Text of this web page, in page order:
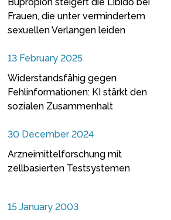
Frauen, die unter vermindertem
sexuellen Verlangen leiden
13 February 2025
Widerstandsfähig gegen
Fehlinformationen: KI stärkt den
sozialen Zusammenhalt
30 December 2024
Arzneimittelforschung mit
zellbasierten Testsystemen
15 January 2003